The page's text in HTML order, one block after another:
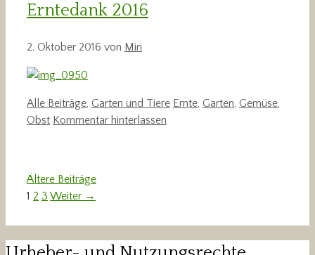
Erntedank 2016
2. Oktober 2016 von Miri
Kategorien
Alle Beiträge, Garten und Tiere Schlagwörter
Ernte, Garten, Gemüse,
Obst Kommentar hinterlassen
Ältere Beiträge
Seite
1 Seite
2 Seite
3 Weiter →